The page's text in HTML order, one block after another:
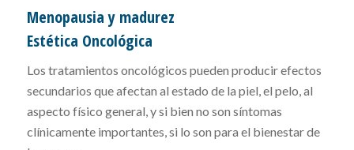
Menopausia y madurez
Estética Oncológica
Los tratamientos oncológicos pueden producir efectos
secundarios que afectan al estado de la piel, el pelo, al
aspecto físico general, y si bien no son síntomas
clínicamente importantes, si lo son para el bienestar de